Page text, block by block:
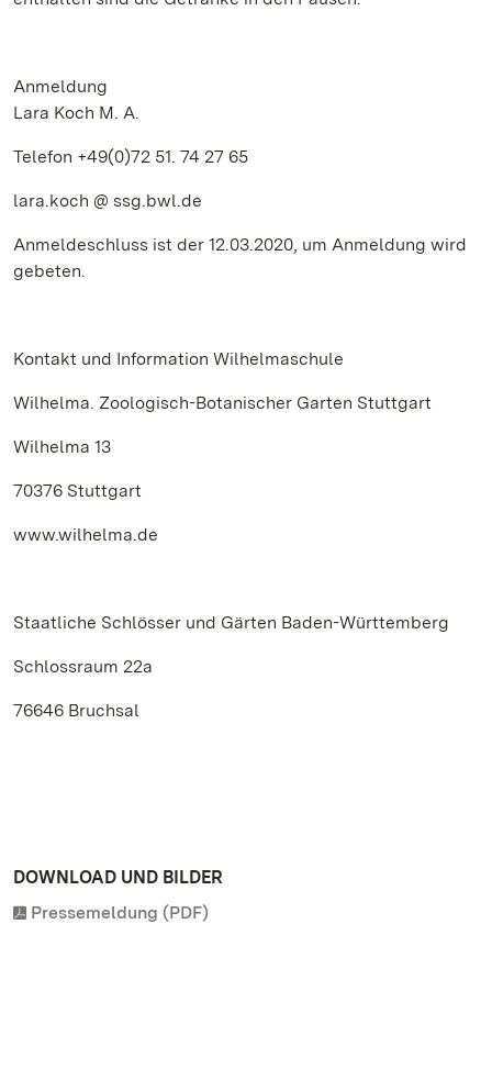
Anmeldung
Lara Koch M. A.
Telefon +49(0)72 51. 74 27 65
lara.koch @ ssg.bwl.de
Anmeldeschluss ist der 12.03.2020, um Anmeldung wird
gebeten.
Kontakt und Information Wilhelmaschule
Wilhelma. Zoologisch-Botanischer Garten Stuttgart
Wilhelma 13
70376 Stuttgart
www.wilhelma.de
Staatliche Schlösser und Gärten Baden-Württemberg
Schlossraum 22a
76646 Bruchsal
DOWNLOAD UND BILDER
Pressemeldung (PDF)